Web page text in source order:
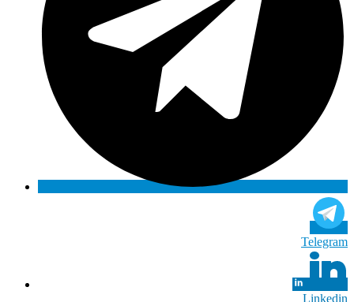
Telegram
Linkedin